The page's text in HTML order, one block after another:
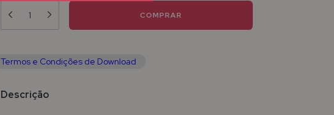
Termos e Condições de Download
Descrição